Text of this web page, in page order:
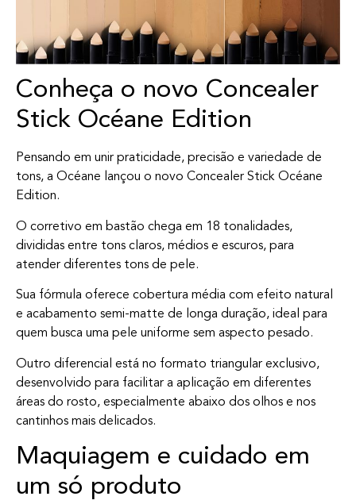
Conheça o novo Concealer
Stick Océane Edition
Pensando em unir praticidade, precisão e variedade de
tons, a Océane lançou o novo Concealer Stick Océane
Edition.
O corretivo em bastão chega em 18 tonalidades,
divididas entre tons claros, médios e escuros, para
atender diferentes tons de pele.
Sua fórmula oferece cobertura média com efeito natural
e acabamento semi-matte de longa duração, ideal para
quem busca uma pele uniforme sem aspecto pesado.
Outro diferencial está no formato triangular exclusivo,
desenvolvido para facilitar a aplicação em diferentes
áreas do rosto, especialmente abaixo dos olhos e nos
cantinhos mais delicados.
Maquiagem e cuidado em
um só produto